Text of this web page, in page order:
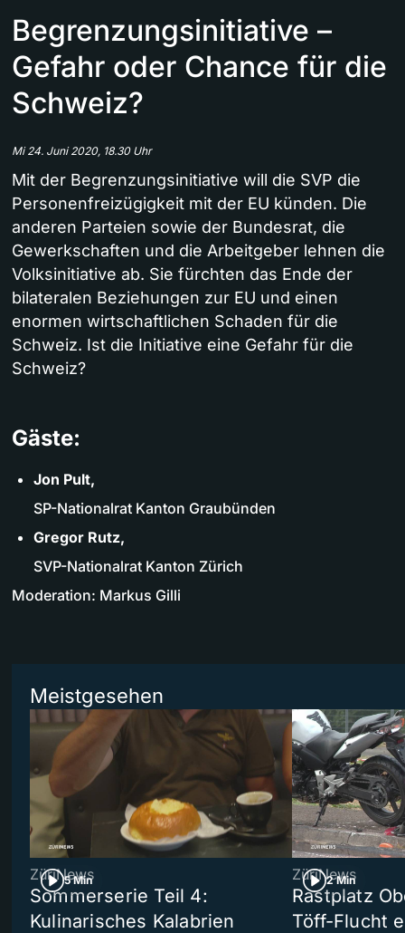
Begrenzungsinitiative –
Gefahr oder Chance für die
Schweiz?
Mi 24. Juni 2020, 18.30 Uhr
Mit der Begrenzungsinitiative will die SVP die
Personenfreizügigkeit mit der EU künden. Die
anderen Parteien sowie der Bundesrat, die
Gewerkschaften und die Arbeitgeber lehnen die
Volksinitiative ab. Sie fürchten das Ende der
bilateralen Beziehungen zur EU und einen
enormen wirtschaftlichen Schaden für die
Schweiz. Ist die Initiative eine Gefahr für die
Schweiz?
Gäste:
Jon Pult,
SP-Nationalrat Kanton Graubünden
Gregor Rutz,
SVP-Nationalrat Kanton Zürich
Moderation: Markus Gilli
Meistgesehen
5 Min
ZüriNews
Sommerserie Teil 4:
Kulinarisches Kalabrien
2 Min
ZüriNews
Rastplatz
Töff-Flucht